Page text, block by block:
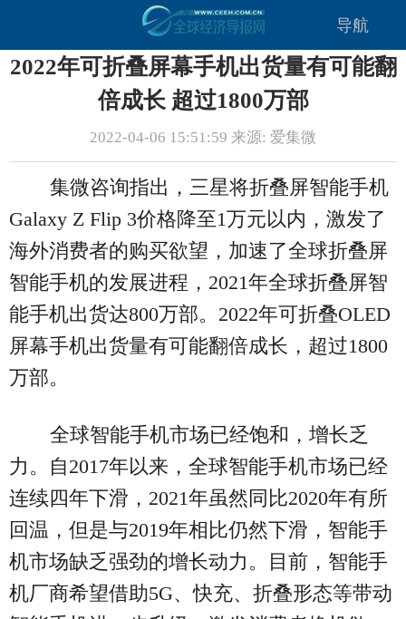
导航
2022年可折叠屏幕手机出货量有可能翻
倍成长 超过1800万部
2022-04-06 15:51:59 来源: 爱集微
集微咨询指出，三星将折叠屏智能手机
Galaxy Z Flip 3价格降至1万元以内，激发了
海外消费者的购买欲望，加速了全球折叠屏
智能手机的发展进程，2021年全球折叠屏智
能手机出货达800万部。2022年可折叠OLED
屏幕手机出货量有可能翻倍成长，超过1800
万部。
全球智能手机市场已经饱和，增长乏
力。自2017年以来，全球智能手机市场已经
连续四年下滑，2021年虽然同比2020年有所
回温，但是与2019年相比仍然下滑，智能手
机市场缺乏强劲的增长动力。目前，智能手
机厂商希望借助5G、快充、折叠形态等带动